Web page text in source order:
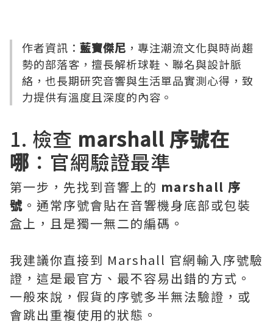
作者資訊： 藍寶傑尼 ，專注潮流文化與時尚趨
勢的部落客，擅長解析球鞋、聯名與設計脈
絡，也長期研究音響與生活單品實測心得，致
力提供有溫度且深度的內容。
1. 檢查 marshall 序號在
哪 ：官網驗證最準
第一步，先找到音響上的 marshall 序
號 。通常序號會貼在音響機身底部或包裝
盒上，且是獨一無二的編碼。
我建議你直接到 Marshall 官網輸入序號驗
證，這是最官方、最不容易出錯的方式。
一般來說，假貨的序號多半無法驗證，或
會跳出重複使用的狀態。